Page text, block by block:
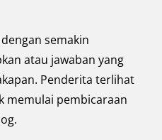
semakin
atau jawaban yang
Penderita terlihat
memulai pembicaraan